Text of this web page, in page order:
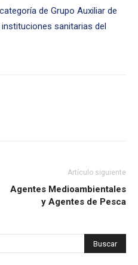
de Grupo Auxiliar de
sanitarias del
Artículo siguiente
Agentes Medioambientales
y Agentes de Pesca